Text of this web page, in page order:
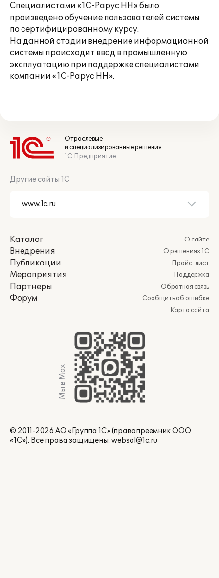
Специалистами «1С-Рарус НН» было
произведено обучение пользователей системы
по сертифицированному курсу.
На данной стадии внедрение информационной
системы происходит ввод в промышленную
эксплуатацию при поддержке специалистами
компании «1С-Рарус НН».
Отраслевые
и специализированные решения
1С:Предприятие
Другие сайты 1С
Каталог
Внедрения
Публикации
Мероприятия
Партнеры
Форум
О сайте
О решениях 1С
Прайс-лист
Поддержка
Обратная связь
Сообщить об ошибке
Карта сайта
Мы в Max
© 2011-2026 АО «Группа 1С» (правопреемник ООО
«1С»). Все права защищены. websol@1c.ru